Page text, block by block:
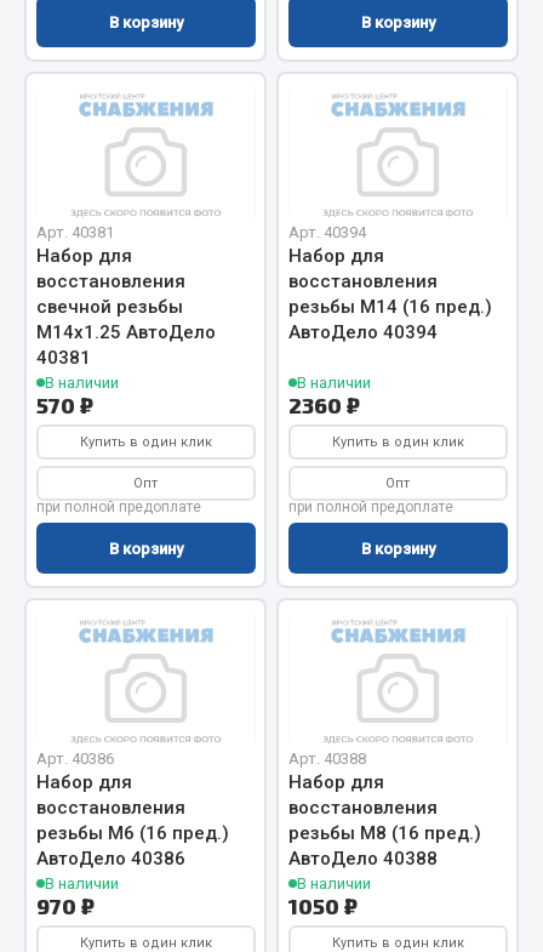
Охладжающие жидкости
Технические жидкости
Весь раздел
МЕТИЗЫ
Болты
Гайки
Кольца стопорные
Пресс-масленки
Пробки
Пружины
Хомуты
Весь раздел
Соединительные элементы
Camozzi
Адаптеры и переходники
Тройники
Трубки, муфты, гайки
Угольники
Фитинги
Штуцеры
Весь раздел
В корзину В корзину
Арт. 40381
Набор для
восстановления
свечной резьбы
М14х1.25 АвтоДело
40381
В наличии
570 ₽
Купить в один клик
Опт
при полной предоплате
В корзину
Арт. 40394
Набор для
восстановления
резьбы М14 (16 пред.)
АвтоДело 40394
В наличии
2360 ₽
Купить в один клик
Опт
при полной предоплате
В корзину
Арт. 40386
Набор для
восстановления
резьбы М6 (16 пред.)
АвтоДело 40386
В наличии
970 ₽
Купить в один клик
Арт. 40388
Набор для
восстановления
резьбы М8 (16 пред.)
АвтоДело 40388
В наличии
1050 ₽
Купить в один клик